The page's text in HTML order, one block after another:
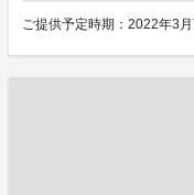
ご提供予定時期：2022年3